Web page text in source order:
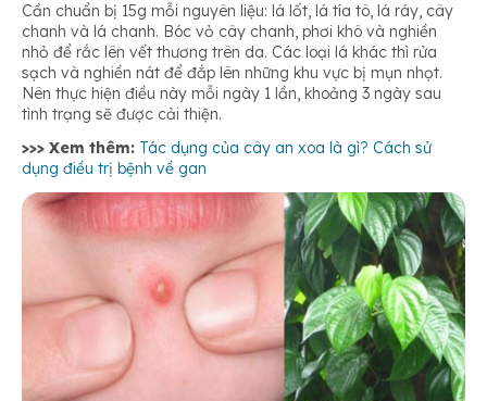
Cần chuẩn bị 15g mỗi nguyên liệu: lá lốt, lá tía tô, lá ráy, cây
chanh và lá chanh. Bóc vỏ cây chanh, phơi khô và nghiền
nhỏ để rắc lên vết thương trên da. Các loại lá khác thì rửa
sạch và nghiền nát để đắp lên những khu vực bị mụn nhọt.
Nên thực hiện điều này mỗi ngày 1 lần, khoảng 3 ngày sau
tình trạng sẽ được cải thiện.
>>> Xem thêm: Tác dụng của cây an xoa là gì? Cách sử
dụng điều trị bệnh về gan